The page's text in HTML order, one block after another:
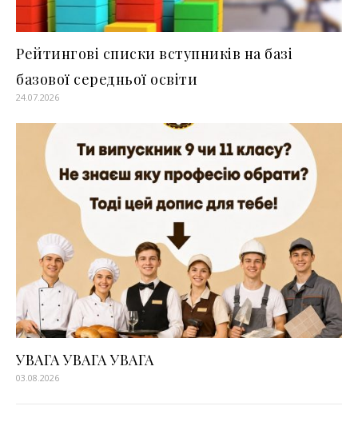
Рейтингові списки вступників на базі
базової середньої освіти
24.07.2026
УВАГА УВАГА УВАГА
03.08.2026